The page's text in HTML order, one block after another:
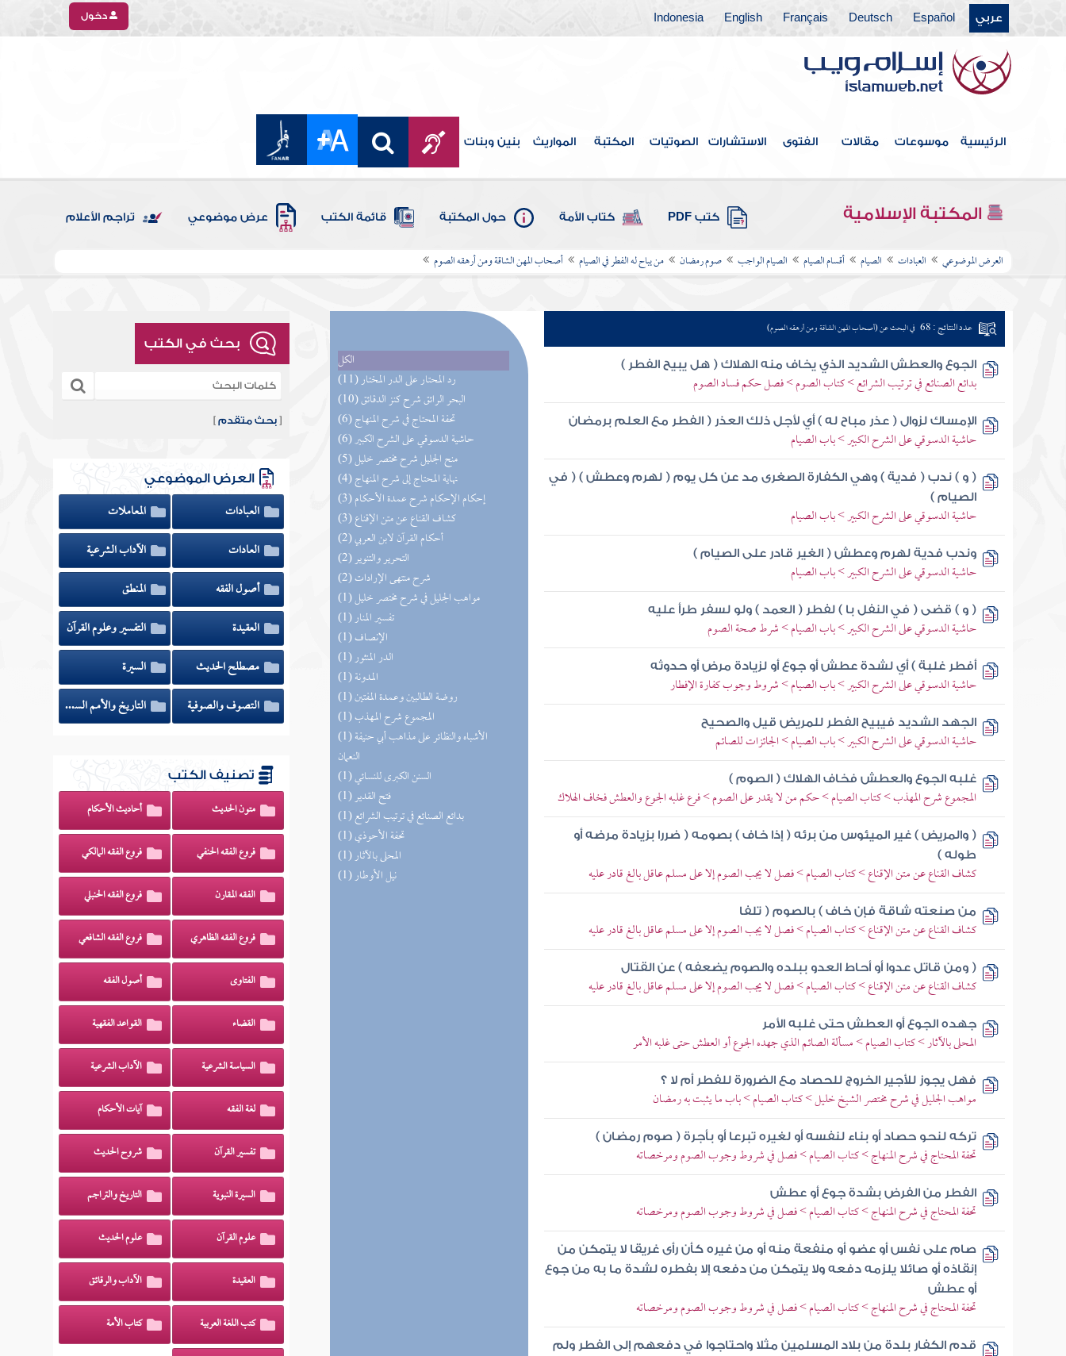
عربي Español
Deutsch
Français
English
Indonesia دخول
الرئيسية موسوعات مقالات الفتوى الاستشارات الصوتيات المكتبة المواريث بنين وبنات
المكتبة الإسلامية كتب PDF كتاب الأمة حول المكتبة قائمة الكتب عرض موضوعي تراجم الأعلام
العرض الموضوعي العبادات الصيام أقسام الصيام الصيام الواجب صوم رمضان من يباح له الفطر في الصيام أصحاب المهن الشاقة ومن أرهقه الصوم
الكل
(11) رد المحتار على الدر المختار
(10) البحر الرائق شرح كنز الدقائق
(6) تحفة المحتاج في شرح المنهاج
(6) حاشية الدسوقي على الشرح الكبير
(5) منح الجليل شرح مختصر خليل
(4) نهاية المحتاج إلى شرح المنهاج
(3) إحكام الإحكام شرح عمدة الأحكام
(3) كشاف القناع عن متن الإقناع
(2) أحكام القرآن لابن العربي
(2) التحرير والتنوير
(2) شرح منتهى الإرادات
(1) مواهب الجليل في شرح مختصر خليل
(1) تفسير المنار
(1) الإنصاف
(1) الدر المنثور
(1) المدونة
(1) روضة الطالبين وعمدة المفتين
(1) المجموع شرح المهذب
(1) الأشباه والنظائر على مذاهب أبي حنيفة
النعمان
(1) السنن الكبرى للنسائي
(1) فتح القدير
(1) بدائع الصنائع في ترتيب الشرائع
(1) تحفة الأحوذي
(1) المحلى بالآثار
(1) نيل الأوطار
عدد النتائج : 68 في البحث عن (أصحاب المهن الشاقة ومن أرهقه الصوم)
الجوع والعطش الشديد الذي يخاف منه الهلاك ( هل يبيح الفطر )
بدائع الصنائع في ترتيب الشرائع > كتاب الصوم > فصل حكم فساد الصوم
الإمساك لزوال ( عذر مباح له ) أي لأجل ذلك العذر ( الفطر مع العلم برمضان
حاشية الدسوقي على الشرح الكبير > باب الصيام
( و ) ندب ( فدية ) وهي الكفارة الصغرى مد عن كل يوم ( لهرم وعطش ) ( في
الصيام )
حاشية الدسوقي على الشرح الكبير > باب الصيام
وندب فدية لهرم وعطش ( الغير قادر على الصيام )
حاشية الدسوقي على الشرح الكبير > باب الصيام
( و ) قضى ( في النفل با ) لفطر ( العمد ) ولو لسفر طرأ عليه
حاشية الدسوقي على الشرح الكبير > باب الصيام > شرط صحة الصوم
أفطر غلبة ) أي لشدة عطش أو جوع أو لزيادة مرض أو حدوثه
حاشية الدسوقي على الشرح الكبير > باب الصيام > شروط وجوب كفارة الإفطار
الجهد الشديد فيبيح الفطر للمريض قيل والصحيح
حاشية الدسوقي على الشرح الكبير > باب الصيام > الجائزات للصائم
غلبه الجوع والعطش فخاف الهلاك ( الصوم )
المجموع شرح المهذب > كتاب الصيام > حكم من لا يقدر على الصوم > فرع غلبه الجوع والعطش فخاف الهلاك
( والمريض ) غير الميئوس من برئه ( إذا خاف ) بصومه ( ضررا بزيادة مرضه أو
طوله )
كشاف القناع عن متن الإقناع > كتاب الصيام > فصل لا يجب الصوم إلا على مسلم عاقل بالغ قادر عليه
من صنعته شاقة فإن خاف ) بالصوم ( تلفا
كشاف القناع عن متن الإقناع > كتاب الصيام > فصل لا يجب الصوم إلا على مسلم عاقل بالغ قادر عليه
( ومن قاتل عدوا أو أحاط العدو ببلده والصوم يضعفه ) عن القتال
كشاف القناع عن متن الإقناع > كتاب الصيام > فصل لا يجب الصوم إلا على مسلم عاقل بالغ قادر عليه
جهده الجوع أو العطش حتى غلبه الأمر
المحلى بالآثار > كتاب الصيام > مسألة الصائم الذي جهده الجوع أو العطش حتى غلبه الأمر
فهل يجوز للأجير الخروج للحصاد مع الضرورة للفطر أم لا ؟
مواهب الجليل في شرح مختصر الشيخ خليل > كتاب الصيام > باب ما يثبت به رمضان
تركه لنحو حصاد أو بناء لنفسه أو لغيره تبرعا أو بأجرة ( صوم رمضان )
تحفة المحتاج في شرح المنهاج > كتاب الصيام > فصل في شروط وجوب الصوم ومرخصاته
الفطر من الفرض بشدة جوع أو عطش
تحفة المحتاج في شرح المنهاج > كتاب الصيام > فصل في شروط وجوب الصوم ومرخصاته
صام على نفس أو عضو أو منفعة منه أو من غيره كأن رأى غريقا لا يتمكن من
إنقاذه أو صائلا يلزمه دفعه ولا يتمكن من دفعه إلا بفطره لشدة ما به من جوع
أو عطش
تحفة المحتاج في شرح المنهاج > كتاب الصيام > فصل في شروط وجوب الصوم ومرخصاته
قدم الكفار بلدة من بلاد المسلمين مثلا واحتاجوا في دفعهم إلى الفطر ولم
بحث في الكتب
[بحث متقدم ]
العرض الموضوعي
العبادات
المعاملات
العادات
الآداب الشرعية
أصول الفقه
المنطق
العقيدة
التفسير وعلوم القرآن
مصطلح الحديث
السيرة
التصوف والصوفية
التاريخ والأمم السابقة
تصنيف الكتب
متون الحديث أحاديث الأحكام
فروع الفقه الحنفي فروع الفقه المالكي
الفقه المقارن فروع الفقه الحنبلي
فروع الفقه الظاهري فروع الفقه الشافعي
الفتاوى أصول الفقه
القضاء القواعد الفقهية
السياسة الشرعية الآداب الشرعية
لغة الفقه آيات الأحكام
تفسير القرآن شروح الحديث
السيرة النبوية التاريخ والتراجم
علوم القرآن علوم الحديث
العقيدة الآداب والرقائق
كتب اللغة العربية كتاب الأمة